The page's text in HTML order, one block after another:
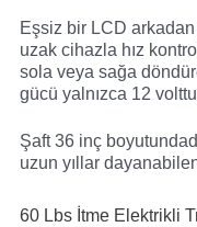
Eşsiz bir LCD arkadan
uzak cihazla hız
sola veya sağa
gücü yalnızca 12
Şaft 36 inç
uzun yıllar
60 Lbs İtme Elektrikli